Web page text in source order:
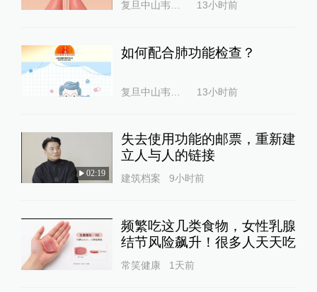
13小时前
如何配合肺功能检查？
13小时前
02:19
失去使用功能的邮票，重新建
立人与人的链接
建筑档案 9小时前
频繁吃这几类食物，女性乳腺
结节风险飙升！很多人天天吃
常笑健康 1天前